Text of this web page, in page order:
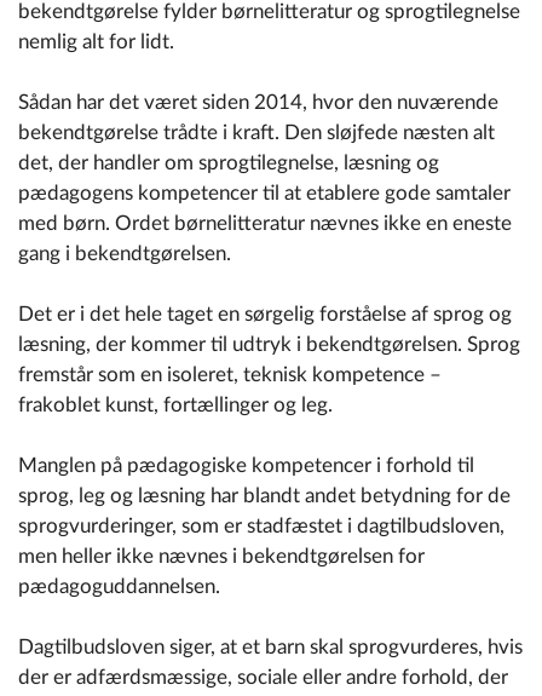
bekendtgørelse fylder børnelitteratur og sprogtilegnelse
nemlig alt for lidt.
Sådan har det været siden 2014, hvor den nuværende
bekendtgørelse trådte i kraft. Den sløjfede næsten alt
det, der handler om sprogtilegnelse, læsning og
pædagogens kompetencer til at etablere gode samtaler
med børn. Ordet børnelitteratur nævnes ikke en eneste
gang i bekendtgørelsen.
Det er i det hele taget en sørgelig forståelse af sprog og
læsning, der kommer til udtryk i bekendtgørelsen. Sprog
fremstår som en isoleret, teknisk kompetence –
frakoblet kunst, fortællinger og leg.
Manglen på pædagogiske kompetencer i forhold til
sprog, leg og læsning har blandt andet betydning for de
sprogvurderinger, som er stadfæstet i dagtilbudsloven,
men heller ikke nævnes i bekendtgørelsen for
pædagoguddannelsen.
Dagtilbudsloven siger, at et barn skal sprogvurderes, hvis
der er adfærdsmæssige, sociale eller andre forhold, der